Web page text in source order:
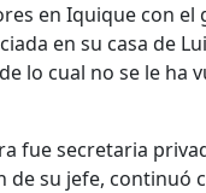
en Iquique con
en su casa de
lo cual no se le
fue secretaria
de su jefe, continuó